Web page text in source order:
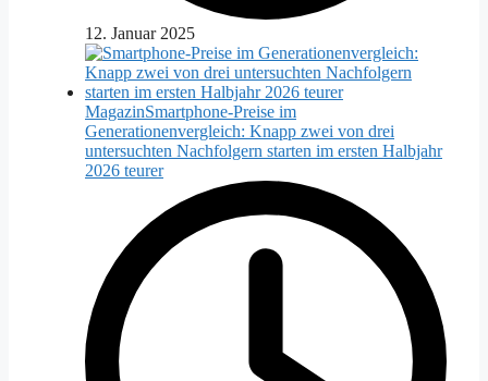
12. Januar 2025
MagazinSmartphone-Preise im
Generationenvergleich: Knapp zwei von drei
untersuchten Nachfolgern starten im ersten Halbjahr
2026 teurer